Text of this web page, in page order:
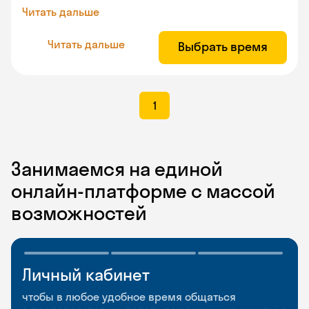
Читать дальше
Читать дальше Выбрать время
1
Занимаемся на единой
онлайн-платформе с массой
возможностей
Личный кабинет
чтобы в любое удобное время общаться
Мобильное
приложение
Разговорные клубы
и Talks